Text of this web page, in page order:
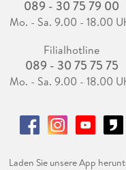
089 - 30 75 79 00
Mo. - Sa. 9.00 - 18.00
Filialhotline
089 - 30 75 75 75
Mo. - Sa. 9.00 - 18.00
Laden Sie unsere App